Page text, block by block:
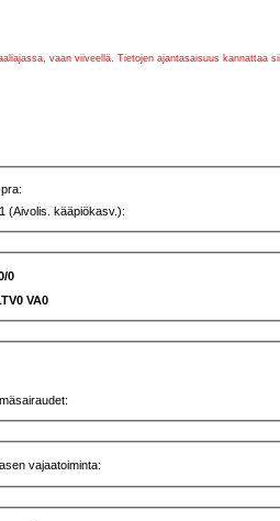
vaan viiveellä. Tietojen ajantasaisuus kannattaa
pra:
(Aivolis. kääpiökasv.):
0
VA0
vajaatoiminta: